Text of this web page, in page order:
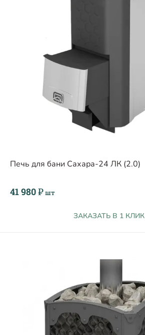
Печь для бани Сахара-24 ЛК (2.0)
41 980 ₽шт
ЗАКАЗАТЬ В 1 КЛИК